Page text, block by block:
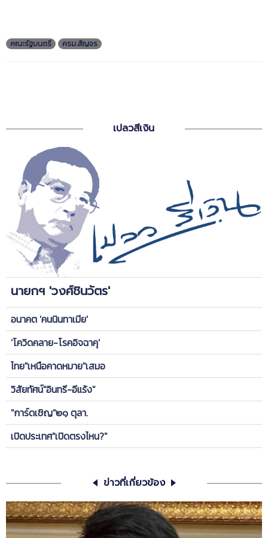
คณะรัฐมนตรี ครม.สัญจร
เปลวสีเงิน
นายกฯ 'วงศ์ชินวัตร'
อนาคต 'คนนินทาเมีย'
'โควิดคลาย-โรคอิจฉาคุ'
ไทย"เหนือคาดหมาย"เสมอ
วิสัยทัศน์"อินทรี-อีแร้ง"
"การ์ดเชิญ"๒๑ ตุลา.
เปิดประเทศ"เปิดตรงไหน?"
ข่าวที่เกี่ยวข้อง